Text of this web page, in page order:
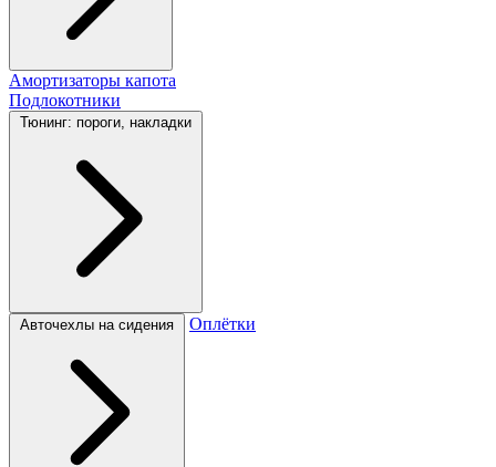
Амортизаторы капота
Подлокотники
Тюнинг: пороги, накладки
Авточехлы на сидения Оплётки